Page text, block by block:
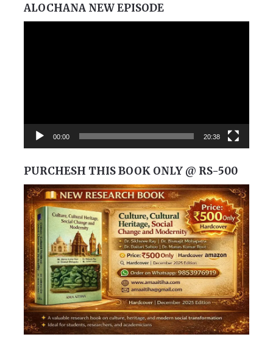
ALOCHANA NEW EPISODE
00:00 20:38
PURCHESH THIS BOOK ONLY @ RS-500